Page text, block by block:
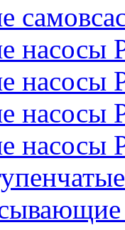
насосы
насосы
насосы
насосы